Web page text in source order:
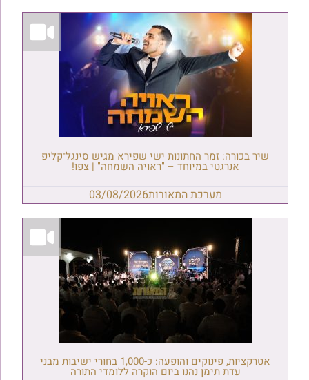
שיר בכורה: זמר החתונות ישי שפירא מגיש סינגל־קליפ
אנרגטי במיוחד – "ראויה השמחה" | צפו!
מערכת המאורות03/08/2026
אטרקציות, פינוקים והופעה: כ-1,000 בחורי ישיבות מבני
עדת תימן נהנו ביום הוקרה ללומדי התורה